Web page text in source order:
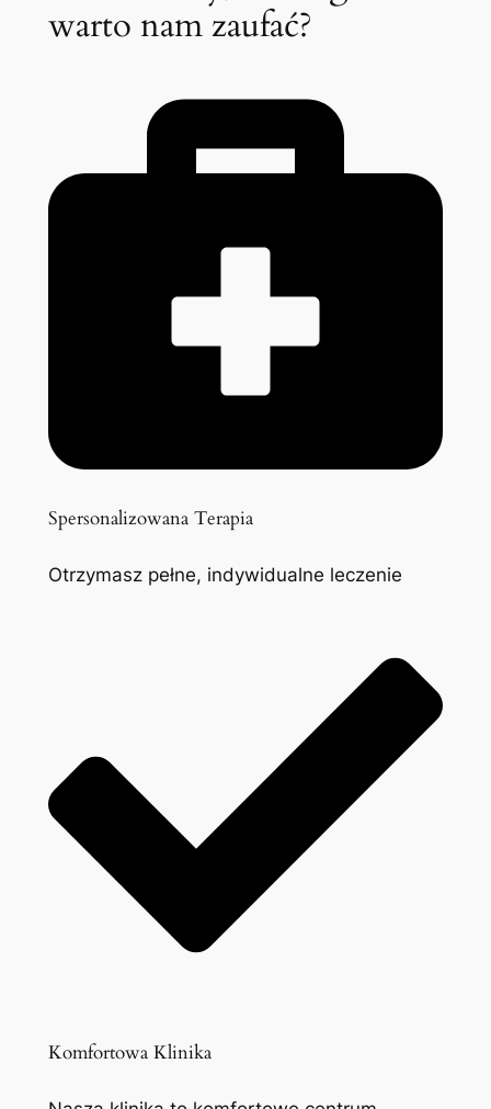
warto nam zaufać?
Spersonalizowana Terapia
Otrzymasz pełne, indywidualne leczenie
Komfortowa Klinika